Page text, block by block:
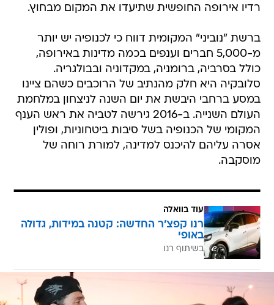
רדיו אירופה החופשית שתיעדו את המקום מבחוץ.
ברשת "נוביני" המקומית דווח כי לכנופיה יש יותר
מ-5,000 חברים וענפים בכמה מדינות באירופה,
כולל בסרביה, ברומניה, במקדוניה ובבולגריה.
סלובקיה היא חלק מהנתיב של הרוכבים כשהם ציינו
במסע ברחבי היבשת את יום השנה לניצחון במלחמת
העולם השנייה. ב-2016 גירשה לטביה את ראש הענף
המקומי של הכנופיה בשל סיבות ביטחוניות, ופולין
אסרה עליהם להיכנס למדינה, למורת רוחה של
מוסקבה.
עוד בוואלה
רנו קפצ'ר החדשה: קטנה במידות, גדולה
באופי
בשיתוף רנו